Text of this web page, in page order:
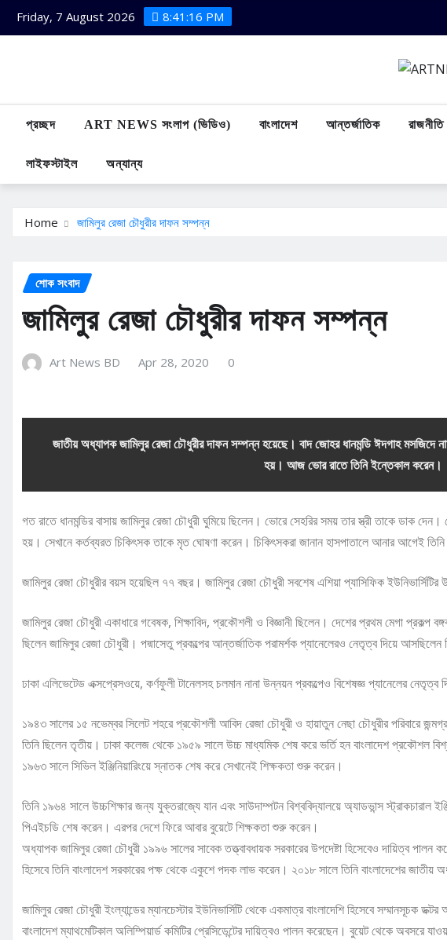
SkipFriday, 7 August 2026 8:41:17 PM
প্রচ্ছদ ART NEWS সংলাপ (ভিডিও) বাংলাদেশ আন্তর্জাতিক রাজনীতি
লাইফস্টাইল অন্যান্য
Home জামিলুর রেজা চৌধুরীর দাফন সম্পন্ন
শোক সংবাদ
জামিলুর রেজা চৌধুরীর দাফন সম্পন্ন
Art News BD Apr 28, 2020 0
জাতীয় অধ্যাপক জামিলুর রেজা চৌধুরীর দাফন সম্পন্ন হয়েছে। বাদ জোহর ধানমন্ডি ঈদগাহ মসজিদে
হয়। আজ ভোর রাতে তিনি ইন্তেকাল করেন।
গত রাতে ধানমন্ডির বাসায় জামিলুর রেজা চৌধুরী ঘুমিয়ে ছিলেন। ভোরে সেহরির সময় তার স্ত্রী তাকে ডাক
হয়। সেখানে কর্তব্যরত চিকিৎসক তাকে মৃত ঘোষণা করেন। চিকিৎসকরা জানান হাসপাতালে আনার আগেই
জামিলুর রেজা চৌধুরীর বয়স হয়েছিল ৭৭ বছর। জামিলুর রেজা চৌধুরী সবশেষ এশিয়া প্যাসিফিক ইউনিভার্সিটির
জামিলুর রেজা চৌধুরী একাধারে গবেষক, শিক্ষাবিদ, প্রকৌশলী ও বিজ্ঞানী ছিলেন। দেশের প্রথম মেগা প্রকল্প
ছিলেন জামিলুর রেজা চৌধুরী। পদ্মাসেতু প্রকল্পের আন্তর্জাতিক পরামর্শক প্যানেলেরও নেতৃত্ব দিয়ে আসছিলেন
ঢাকা এলিভেটেড এক্সপ্রেসওয়ে, কর্ণফুলী টানেলসহ চলমান নানা উন্নয়ন প্রকল্পেও বিশেষজ্ঞ প্যানেলের নেতৃত্ব
১৯৪৩ সালের ১৫ নভেম্বর সিলেট শহরে প্রকৌশলী আবিদ রেজা চৌধুরী ও হায়াতুন নেছা চৌধুরীর পরিবারে
তিনি ছিলেন তৃতীয়। ঢাকা কলেজ থেকে ১৯৫৯ সালে উচ্চ মাধ্যমিক শেষ করে ভর্তি হন বাংলাদেশ প্রকৌশল
১৯৬৩ সালে সিভিল ইঞ্জিনিয়ারিংয়ে স্নাতক শেষ করে সেখানেই শিক্ষকতা শুরু করেন।
তিনি ১৯৬৪ সালে উচ্চশিক্ষার জন্য যুক্তরাজ্যে যান এবং সাউদাম্পটন বিশ্ববিদ্যালয়ে অ্যাডভান্স স্ট্রাকচারাল
পিএইচডি শেষ করেন। এরপর দেশে ফিরে আবার বুয়েটে শিক্ষকতা শুরু করেন।
অধ্যাপক জামিলুর রেজা চৌধুরী ১৯৯৬ সালের সাবেক তত্ত্বাবধায়ক সরকারের উপদেষ্টা হিসেবেও দায়িত্ব
হিসেবে তিনি বাংলাদেশ সরকারের পক্ষ থেকে একুশে পদক লাভ করেন। ২০১৮ সালে তিনি বাংলাদেশের জাতীয়
জামিলুর রেজা চৌধুরী ইংল্যান্ডের ম্যানচেস্টার ইউনিভার্সিটি থেকে একমাত্র বাংলাদেশি হিসেবে সম্মানসূচক
বাংলাদেশ ম্যাথমেটিকাল অলিম্পিয়ার্ড কমিটির প্রেসিডেন্টের দায়িত্বও পালন করেছেন। বুয়েট থেকে অবসরে